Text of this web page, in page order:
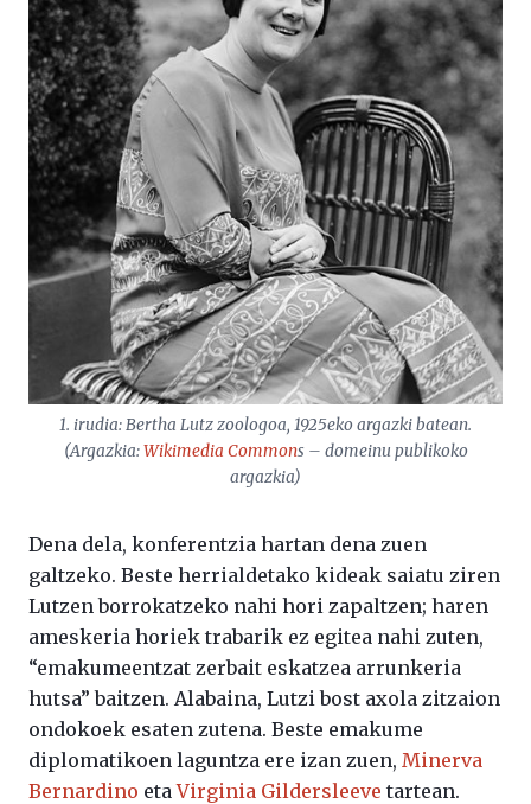
1. irudia: Bertha Lutz zoologoa, 1925eko argazki batean.
(Argazkia:Wikimedia Commons – domeinu publikoko
argazkia)
Dena dela, konferentzia hartan dena zuen
galtzeko. Beste herrialdetako kideak saiatu ziren
Lutzen borrokatzeko nahi hori zapaltzen; haren
ameskeria horiek trabarik ez egitea nahi zuten,
“emakumeentzat zerbait eskatzea arrunkeria
hutsa” baitzen. Alabaina, Lutzi bost axola zitzaion
ondokoek esaten zutena. Beste emakume
diplomatikoen laguntza ere izan zuen, Minerva
Bernardino etaVirginia Gildersleeve tartean.